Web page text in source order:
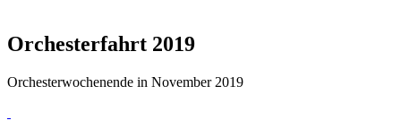
Orchesterfahrt 2019
Orchesterwochenende in November 2019